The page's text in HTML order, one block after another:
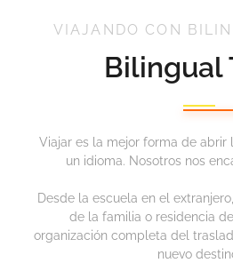
VIAJANDO CON
Bilingual
Viajar es la mejor forma de
un idioma. Nosotros nos
Desde la escuela en el
de la familia o residencia
organización completa del
nuevo